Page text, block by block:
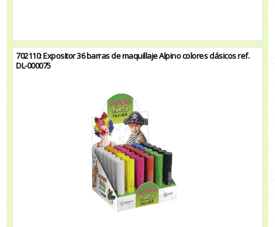
702110: Expositor 36 barras de maquillaje Alpino colores clásicos ref.
DL-000075